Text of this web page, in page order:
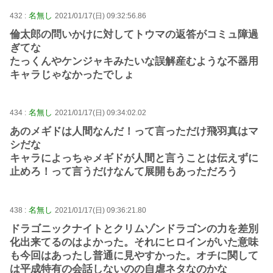
432 : 名無し 2021/01/17(日) 09:32:56.86
倫太郎の問いかけに対してトウマの返答がコミュ障過
ぎてな
たっくんやケンジャキみたいな誤解産むような不器用
キャラじゃなかったでしょ
434 : 名無し 2021/01/17(日) 09:34:02.02
あのメギドは人間なんだ！って言っただけ飛羽真はマ
シだな
キャラによっちゃメギドが人間と言うことは伝えずに
止めろ！って言うだけなんて展開もあっただろう
438 : 名無し 2021/01/17(日) 09:36:21.80
ドラゴニックナイトとクリムゾンドラゴンの力を差別
化出来てるのはよかった。それにヒロインがいた意味
も今回はあったし普通に見やすかった。オチに関して
は平成特有の会話しないのの自虐ネタなのかな